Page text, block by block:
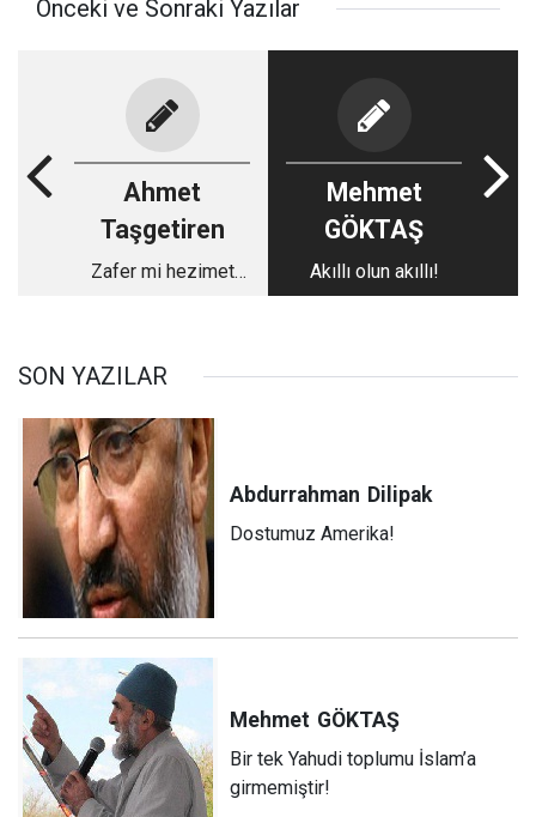
Önceki ve Sonraki Yazılar
Ahmet
Taşgetiren
Zafer mi hezimet
Mehmet
GÖKTAŞ
Akıllı olun akıllı!
SON YAZILAR
Abdurrahman Dilipak
Dostumuz Amerika!
Mehmet GÖKTAŞ
Bir tek Yahudi toplumu İslam’a
girmemiştir!